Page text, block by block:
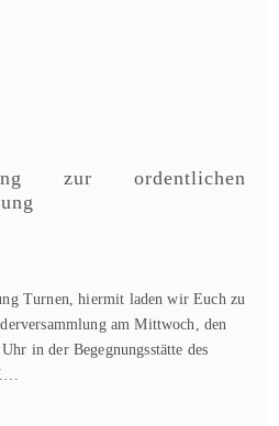
zur ordentlichen
Turnen, hiermit laden wir Euch zu
am Mittwoch, den
in der Begegnungsstätte des